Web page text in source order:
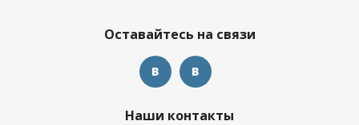
Оставайтесь на связи
Наши контакты